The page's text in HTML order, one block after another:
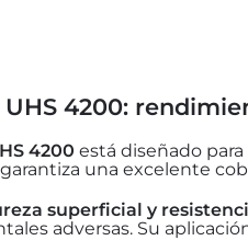
4200:
4200 está diseñado
garantiza una excelente
superficial y
adversas. Su